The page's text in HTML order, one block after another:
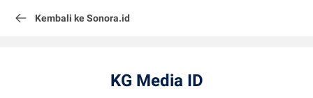
Kembali ke Sonora.id
KG Media ID